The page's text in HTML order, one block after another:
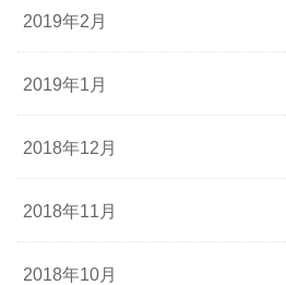
2019年2月
2019年1月
2018年12月
2018年11月
2018年10月